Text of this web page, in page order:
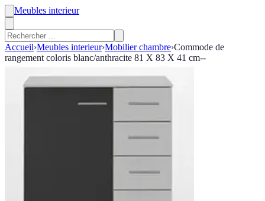
Meubles interieur
Accueil›Meubles interieur›Mobilier chambre›Commode de
rangement coloris blanc/anthracite 81 X 83 X 41 cm--